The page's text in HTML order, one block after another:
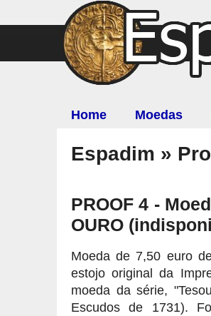
Home Moedas
Espadim »
PROOF 4 -
OURO
Moeda de 7,50 euro
estojo original da
moeda da série,
Escudos de 1731).